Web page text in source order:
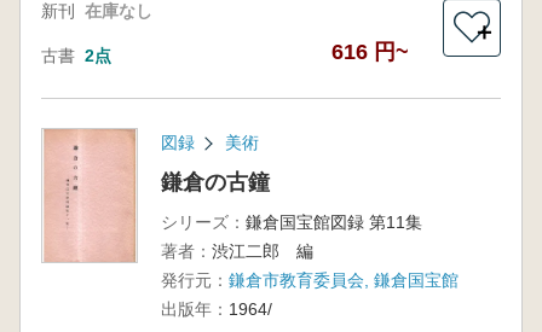
新刊 在庫なし
古書 2点 616 円~
＋
図録 美術
鎌倉の古鐘
シリーズ： 鎌倉国宝館図録 第11集
著者： 渋江二郎 編
発行元： 鎌倉市教育委員会, 鎌倉国宝館
出版年： 1964/